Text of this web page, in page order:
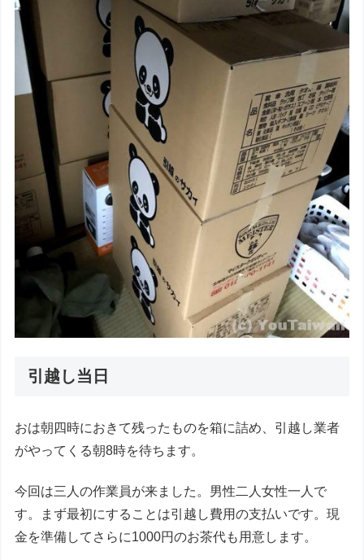
引越し当日
おは朝四時におきて残ったものを箱に詰め、引越し業者
がやってくる朝8時を待ちます。
今回は三人の作業員が来ました。男性二人女性一人で
す。まず最初にすることは引越し費用の支払いです。現
金を準備してさらに1000円のお茶代も用意します。